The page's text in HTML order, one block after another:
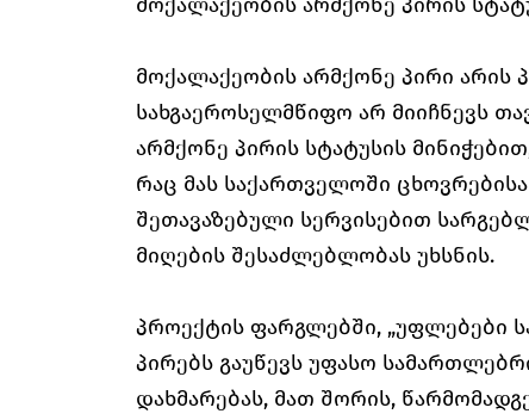
მოქალაქეობის არმქონე პირი
სახგაეროსელმწიფო არ მიიჩნევს
არმქონე პირის სტატუსის
რაც მას საქართველოში
შეთავაზებული სერვისებით
მიღების შესაძლებლობას უხსნის.
პროექტის ფარგლებში, „უფლებები
პირებს გაუწევს უფასო
დახმარებას, მათ შორის,